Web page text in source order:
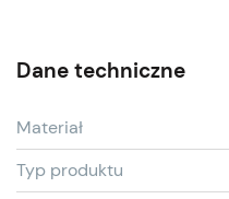
Dane techniczne
Materiał
Typ produktu